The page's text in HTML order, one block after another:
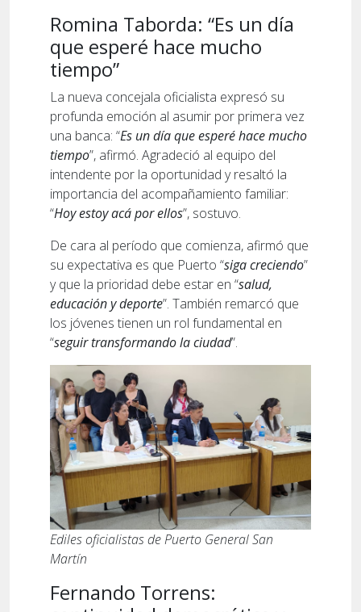
Romina Taborda: “Es un día
que esperé hace mucho
tiempo”
La nueva concejala oficialista expresó su
profunda emoción al asumir por primera vez
una banca: “Es un día que esperé hace mucho
tiempo”, afirmó. Agradeció al equipo del
intendente por la oportunidad y resaltó la
importancia del acompañamiento familiar:
“Hoy estoy acá por ellos”, sostuvo.
De cara al período que comienza, afirmó que
su expectativa es que Puerto “siga creciendo”
y que la prioridad debe estar en “salud,
educación y deporte”. También remarcó que
los jóvenes tienen un rol fundamental en
“seguir transformando la ciudad”.
Ediles oficialistas de Puerto General San
Martín
Fernando Torrens: